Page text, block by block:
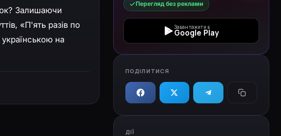
Залишаючи
«П'ять разів по
на
Перегляд без реклами
Завантажити в
Google Play
ПОДІЛИТИСЯ
ДІЇ